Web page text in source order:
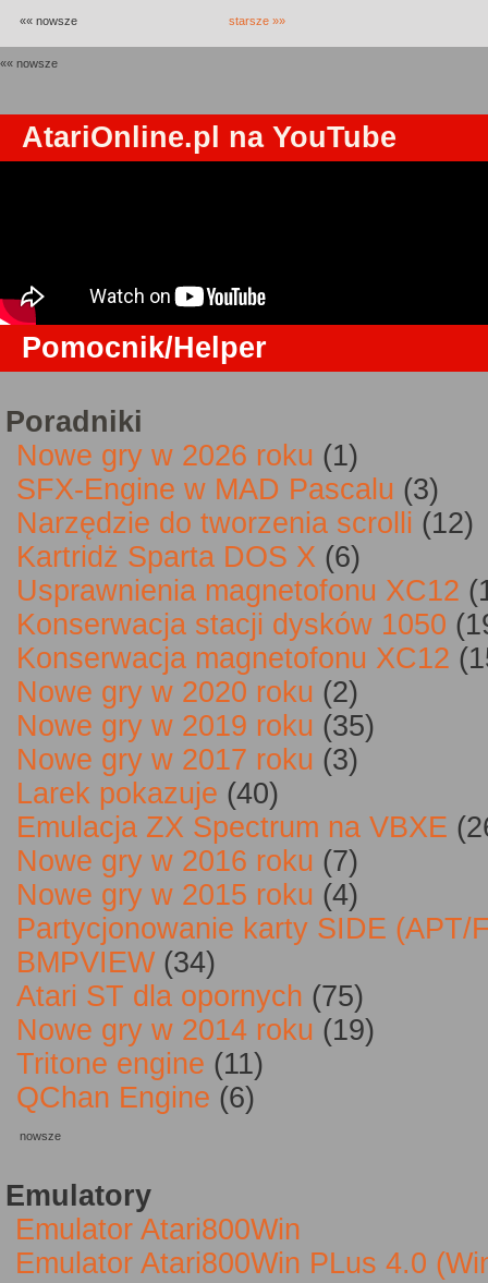
«« nowsze starsze »»
«« nowsze
AtariOnline.pl na YouTube
Pomocnik/Helper
Poradniki
Nowe gry w 2026 roku (1)
SFX-Engine w MAD Pascalu (3)
Narzędzie do tworzenia scrolli (12)
Kartridż Sparta DOS X (6)
Usprawnienia magnetofonu XC12
Konserwacja stacji dysków 1050
Konserwacja magnetofonu XC12
Nowe gry w 2020 roku (2)
Nowe gry w 2019 roku (35)
Nowe gry w 2017 roku (3)
Larek pokazuje (40)
Emulacja ZX Spectrum na VBXE
Nowe gry w 2016 roku (7)
Nowe gry w 2015 roku (4)
Partycjonowanie karty SIDE (APT/
BMPVIEW(34)
Atari ST dla opornych (75)
Nowe gry w 2014 roku (19)
Tritone engine (11)
QChan Engine (6)
nowsze
Emulatory
Emulator Atari800Win
Emulator Atari800Win PLus 4.0